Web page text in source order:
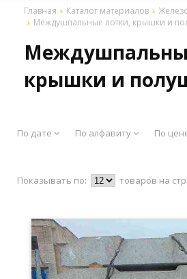
Главная Каталог материалов
Междушпальные лотки, крышки и
крышки и
По дате По алфавиту По
Показывать по: товаров на